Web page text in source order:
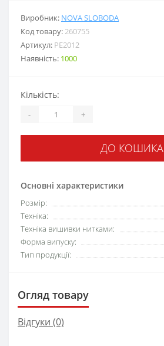
Виробник: NOVA SLOBODA
Код товару:260755
Артикул: РЕ2012
Наявність: 1000
Основні характеристики
Розмір:
Техніка:
Техніка вишивки нитками:
Форма випуску:
Тип продукції:
Кількість:
- +
ДО КОШИКА
Огляд товару
Відгуки (0)